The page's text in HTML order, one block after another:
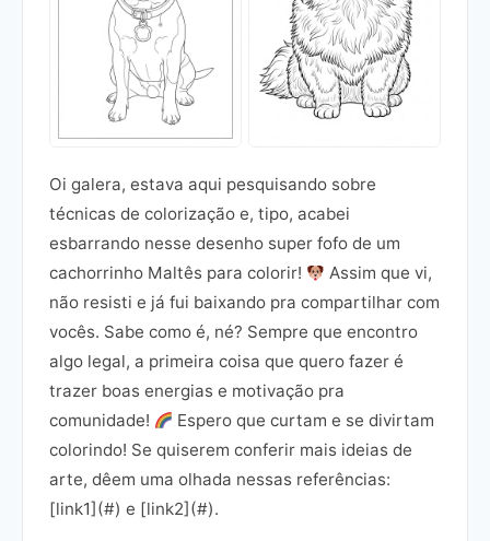
Oi galera, estava aqui pesquisando sobre
técnicas de colorização e, tipo, acabei
esbarrando nesse desenho super fofo de um
cachorrinho Maltês para colorir!
Assim que vi,
não resisti e já fui baixando pra compartilhar com
vocês. Sabe como é, né? Sempre que encontro
algo legal, a primeira coisa que quero fazer é
trazer boas energias e motivação pra
comunidade!
Espero que curtam e se divirtam
colorindo! Se quiserem conferir mais ideias de
arte, dêem uma olhada nessas referências:
[link1](#) e [link2](#).